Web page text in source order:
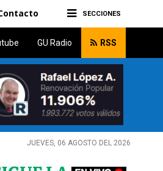
SECCIONES
GU Radio RSS
JUEVES, 06 AGOSTO DEL 2026